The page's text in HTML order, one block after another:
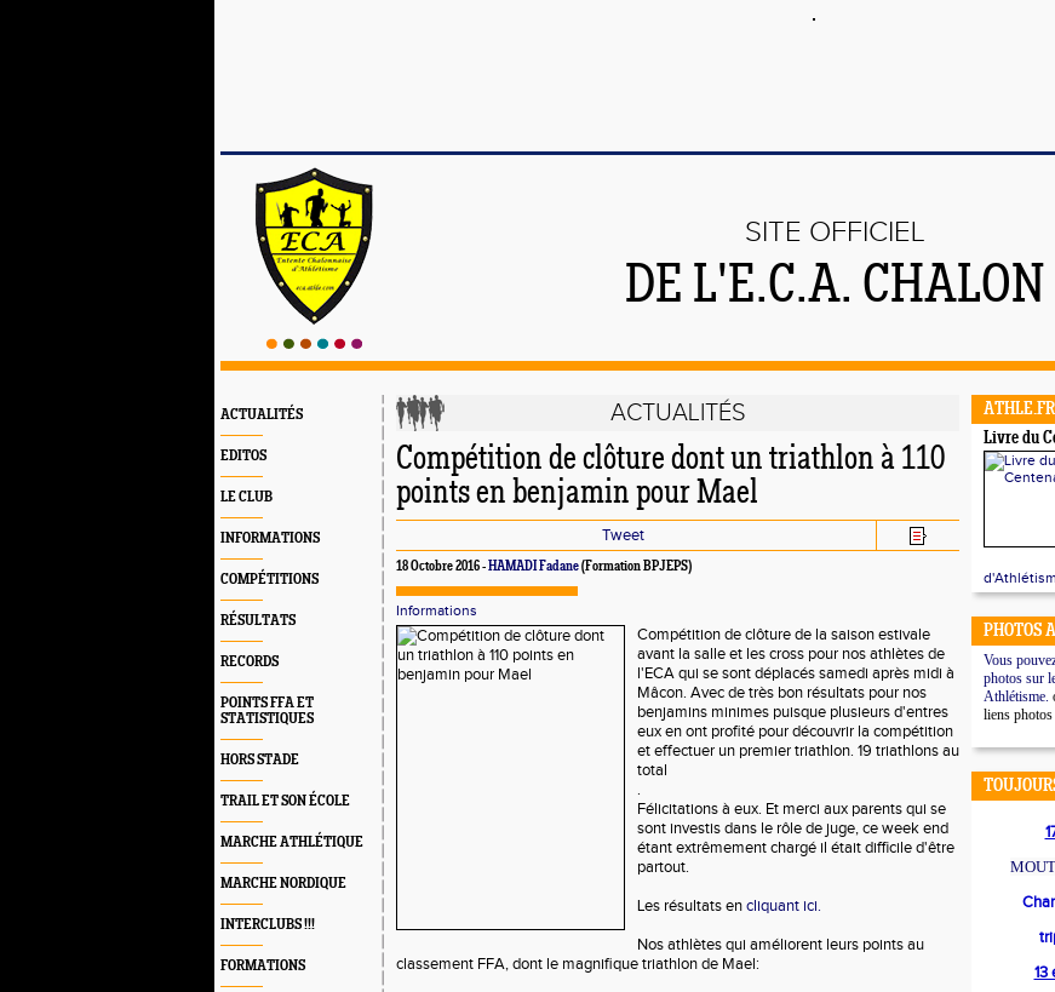
SITE OFFICIEL
DE L'E.C.A. CHALON
ACTUALITÉS
EDITOS
LE CLUB
INFORMATIONS
COMPÉTITIONS
RÉSULTATS
RECORDS
POINTS FFA ET
STATISTIQUES
HORS STADE
TRAIL ET SON ÉCOLE
MARCHE ATHLÉTIQUE
MARCHE NORDIQUE
INTERCLUBS !!!
FORMATIONS
ACTUALITÉS
Compétition de clôture dont un triathlon à 110
points en benjamin pour Mael
Tweet
18 Octobre 2016 -HAMADI Fadane(Formation BPJEPS)
Informations
Compétition de clôture de la saison estivale
avant la salle et les cross pour nos athlètes de
l'ECA qui se sont déplacés samedi après midi à
Mâcon. Avec de très bon résultats pour nos
benjamins minimes puisque plusieurs d'entres
eux en ont profité pour découvrir la compétition
et effectuer un premier triathlon. 19 triathlons au
total
.
Félicitations à eux. Et merci aux parents qui se
sont investis dans le rôle de juge, ce week end
étant extrêmement chargé il était difficile d'être
partout.
Les résultats encliquant ici.
Nos athlètes qui améliorent leurs points au
classement FFA, dont le magnifique triathlon de Mael:
ATHLE.FR
Livre du
PHOTOS
Vous
photos sur
Athlétisme.
liens photos
13